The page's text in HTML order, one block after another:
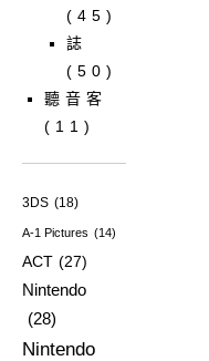
(45)
誌
(50)
聽音客
(11)
3DS (18)
A-1 Pictures (14)
ACT (27)
Nintendo
(28)
Nintendo